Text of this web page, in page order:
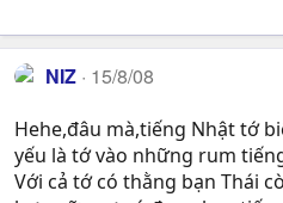
NIZ 15/8/08
Hehe,đâu mà,tiếng Nhật tớ
yếu là tớ vào những rum
Với cả tớ có thằng bạn Thái